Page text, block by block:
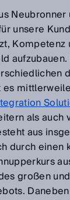
Neubronner
unsere
Kompetenz
es
als auch
aus
durch einen
großen